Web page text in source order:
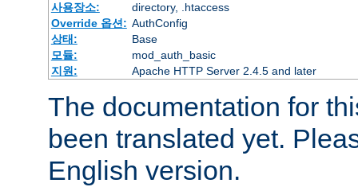
사용장소:
directory, .htaccess
Override 옵션: AuthConfig
상태:
Base
모듈:
mod_auth_basic
지원:
Apache HTTP Server 2.4.5 and later
The documentation for
been translated yet.
English version.